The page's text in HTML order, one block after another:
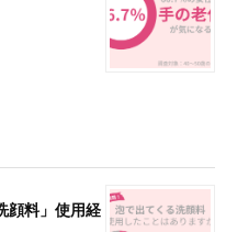
顔料」使用経